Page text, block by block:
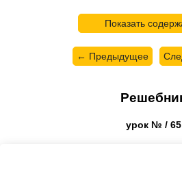
Показать
← Предыдущее
урок № / 65